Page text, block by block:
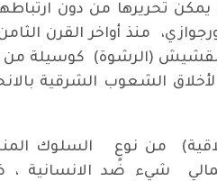
تحريرها من دون
منذ أواخر القرن
البقشيش (الرشوة) كوسيلة
الشعوب الشرقية
من نوعٍ السلوك
شيء ضد الانسانية ،